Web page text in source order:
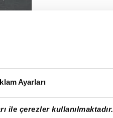
Ayarları
ile çerezler kullanılmaktadır.